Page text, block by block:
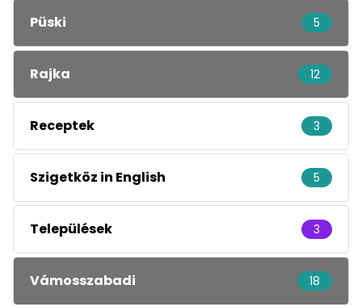
Püski 5
Rajka 12
Receptek 3
Szigetköz in English 5
Települések 3
Vámosszabadi 18